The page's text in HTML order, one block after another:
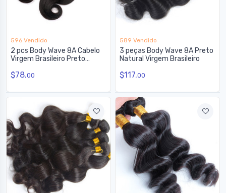
596 Vendido
2 pcs Body Wave 8A Cabelo
Virgem Brasileiro Preto
$78.00
589 Vendido
3 peças Body Wave 8A Preto
Natural Virgem Brasileiro
$117.00